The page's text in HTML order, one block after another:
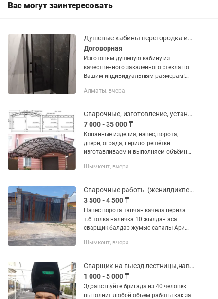
Вас могут заинтересовать
Душевые кабины перегородка из стекла
Договорная
Изготовим душевую кабину из
качественного закаленного стекла по
Вашим индивидуальным размерам!
душевое ограждение, душевая
Работаем...
Алматы, вчера
Сварочные, изготовление, установка, монтаж, демонтаж
7 000 - 35 000 ₸
Кованные изделия, навес, ворота,
двери, ограда, перило, решётки
изготавливаем и выполняем объёмные
прилогающимися документами,
Шымкент, вчера
Сварочные работы (женилдикпен)
3 500 - 4 500 ₸
Навес ворота тапчан качела перила
т.б толка наличка 10 жылдан аса
сварщик балдар жумыс сапалы Ари
- 16000
Шымкент, вчера
Сварщик на выезд лестницы,навесы,заборы,перила, кровать
1 000 - 5 000 ₸
Здравствуйте бригада из 40 человек
выполнит любой обьем работы как за